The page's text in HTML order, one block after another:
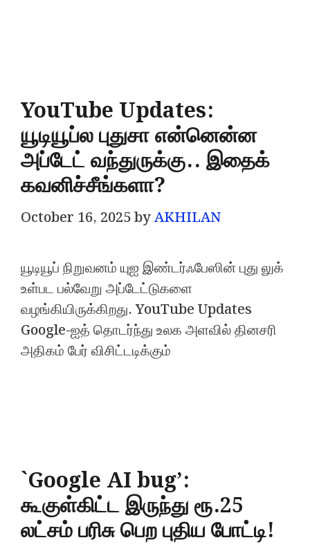
YouTube Updates:
யூடியூப்ல புதுசா என்னென்ன
அப்டேட் வந்துருக்கு.. இதைக்
கவனிச்சீங்களா?
October 16, 2025byAKHILAN
யூடியூப் நிறுவனம் யுஐ இண்டர்ஃபேஸின் புது லுக்
உள்பட பல்வேறு அப்டேட்டுகளை
வழங்கியிருக்கிறது. YouTube Updates
Google-ஐத் தொடர்ந்து உலக அளவில் தினசரி
அதிகம் பேர் விசிட்டடிக்கும்
`Google AI bug’:
கூகுள்கிட்ட இருந்து ரூ.25
லட்சம் பரிசு பெற புதிய போட்டி!